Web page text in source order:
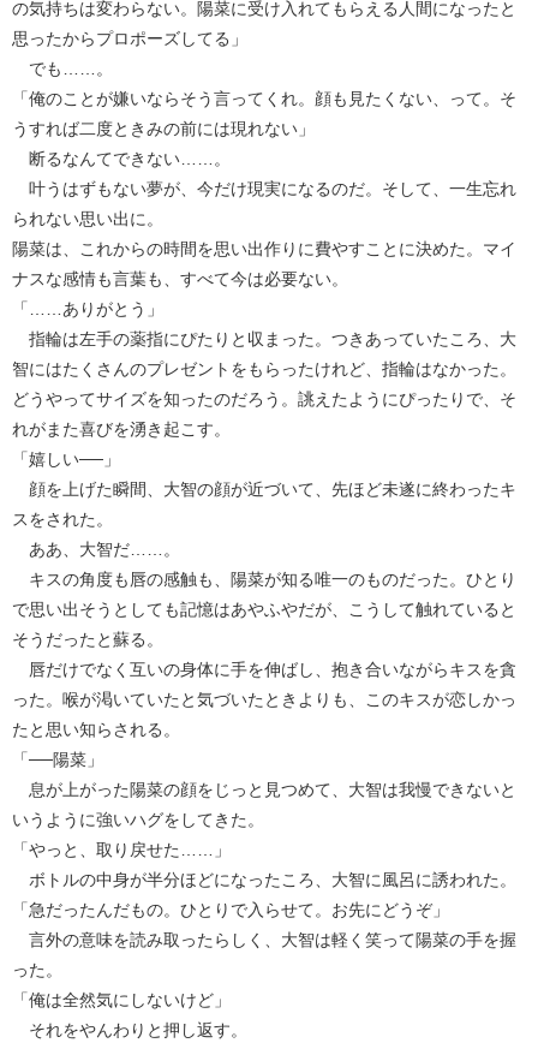
の気持ちは変わらない。陽菜に受け入れてもらえる人間になったと
思ったからプロポーズしてる」
でも……。
「俺のことが嫌いならそう言ってくれ。顔も見たくない、って。そ
うすれば二度ときみの前には現れない」
断るなんてできない……。
叶うはずもない夢が、今だけ現実になるのだ。そして、一生忘れ
られない思い出に。
陽菜は、これからの時間を思い出作りに費やすことに決めた。マイ
ナスな感情も言葉も、すべて今は必要ない。
「……ありがとう」
指輪は左手の薬指にぴたりと収まった。つきあっていたころ、大
智にはたくさんのプレゼントをもらったけれど、指輪はなかった。
どうやってサイズを知ったのだろう。誂えたようにぴったりで、そ
れがまた喜びを湧き起こす。
「嬉しい──」
顔を上げた瞬間、大智の顔が近づいて、先ほど未遂に終わったキ
スをされた。
ああ、大智だ……。
キスの角度も唇の感触も、陽菜が知る唯一のものだった。ひとり
で思い出そうとしても記憶はあやふやだが、こうして触れていると
そうだったと蘇る。
唇だけでなく互いの身体に手を伸ばし、抱き合いながらキスを貪
った。喉が渇いていたと気づいたときよりも、このキスが恋しかっ
たと思い知らされる。
「──陽菜」
息が上がった陽菜の顔をじっと見つめて、大智は我慢できないと
いうように強いハグをしてきた。
「やっと、取り戻せた……」
ボトルの中身が半分ほどになったころ、大智に風呂に誘われた。
「急だったんだもの。ひとりで入らせて。お先にどうぞ」
言外の意味を読み取ったらしく、大智は軽く笑って陽菜の手を握
った。
「俺は全然気にしないけど」
それをやんわりと押し返す。